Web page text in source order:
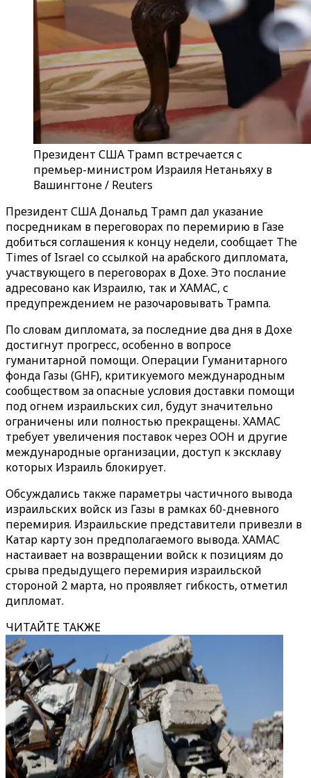
Президент США Трамп встречается с
премьер-министром Израиля Нетаньяху в
Вашингтоне / Reuters
Президент США Дональд Трамп дал указание
посредникам в переговорах по перемирию в Газе
добиться соглашения к концу недели, сообщает The
Times of Israel со ссылкой на арабского дипломата,
участвующего в переговорах в Дохе. Это послание
адресовано как Израилю, так и ХАМАС, с
предупреждением не разочаровывать Трампа.
По словам дипломата, за последние два дня в Дохе
достигнут прогресс, особенно в вопросе
гуманитарной помощи. Операции Гуманитарного
фонда Газы (GHF), критикуемого международным
сообществом за опасные условия доставки помощи
под огнем израильских сил, будут значительно
ограничены или полностью прекращены. ХАМАС
требует увеличения поставок через ООН и другие
международные организации, доступ к эксклаву
которых Израиль блокирует.
Обсуждались также параметры частичного вывода
израильских войск из Газы в рамках 60-дневного
перемирия. Израильские представители привезли в
Катар карту зон предполагаемого вывода. ХАМАС
настаивает на возвращении войск к позициям до
срыва предыдущего перемирия израильской
стороной 2 марта, но проявляет гибкость, отметил
дипломат.
ЧИТАЙТЕ ТАКЖЕ